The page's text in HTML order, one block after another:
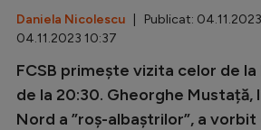
Clasamente
Champions League
Daniela Nicolescu | Publicat:
04.11.2023 10:37
FCSB primește vizita celor de la
de la 20:30. Gheorghe Mustață,
Nord a ”roș-albaștrilor”, a